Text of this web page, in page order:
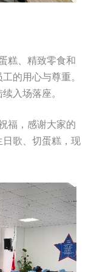
糕、精致零食和
的用心与尊重。
入场落座。
福，感谢大家的
歌、切蛋糕，现